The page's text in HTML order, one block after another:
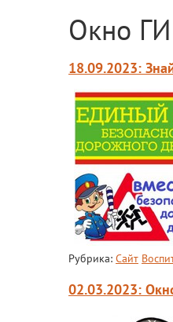
Окно
18.09.2023:
Рубрика: Сайт
02.03.2023: